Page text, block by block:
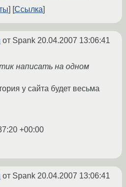
Ссылка
от Spank 20.04.2007 13:06:41
написать на одном
у сайта будет весьма
+00:00
от Spank 20.04.2007 13:06:41